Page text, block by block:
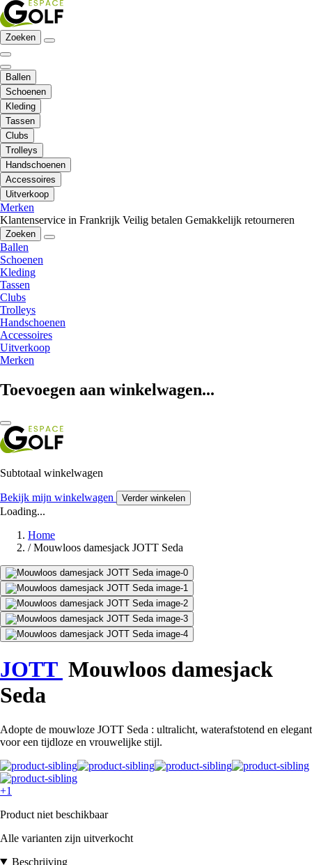
Zoeken
Ballen
Schoenen
Kleding
Tassen
Clubs
Trolleys
Handschoenen
Accessoires
Uitverkoop
Merken
Klantenservice in Frankrijk Veilig betalen Gemakkelijk retourneren
Zoeken
Ballen
Schoenen
Kleding
Tassen
Clubs
Trolleys
Handschoenen
Accessoires
Uitverkoop
Merken
Toevoegen aan winkelwagen...
Subtotaal winkelwagen
Bekijk mijn winkelwagen Verder winkelen
Loading...
Home
/ Mouwloos damesjack JOTT Seda
JOTT Mouwloos damesjack
Seda
Adopte de mouwloze JOTT Seda : ultralicht, waterafstotend en elegant
voor een tijdloze en vrouwelijke stijl.
+1
Product niet beschikbaar
Alle varianten zijn uitverkocht
Beschrijving